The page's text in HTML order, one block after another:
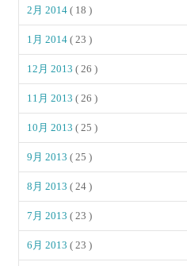
2月 2014( 18 )
1月 2014( 23 )
12月 2013( 26 )
11月 2013( 26 )
10月 2013( 25 )
9月 2013( 25 )
8月 2013( 24 )
7月 2013( 23 )
6月 2013( 23 )